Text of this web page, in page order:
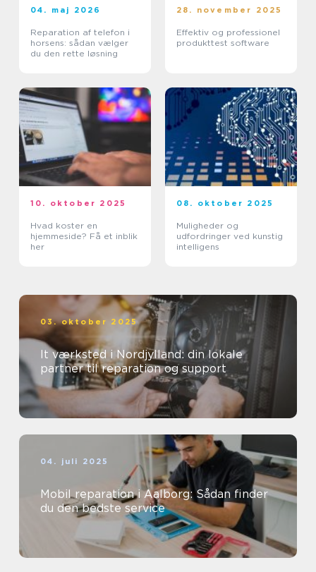
04. maj 2026
Reparation af telefon i
horsens: sådan vælger
du den rette løsning
28. november 2025
Effektiv og professionel
produkttest software
10. oktober 2025
Hvad koster en
hjemmeside? Få et inblik
her
08. oktober 2025
Muligheder og
udfordringer ved kunstig
intelligens
03. oktober 2025
It værksted i Nordjylland: din lokale
partner til reparation og support
04. juli 2025
Mobil reparation i Aalborg: Sådan finder
du den bedste service